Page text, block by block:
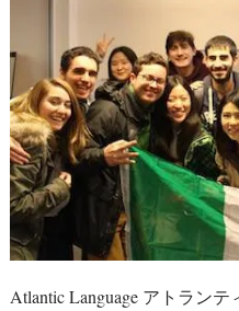
Atlantic Language アトランテ